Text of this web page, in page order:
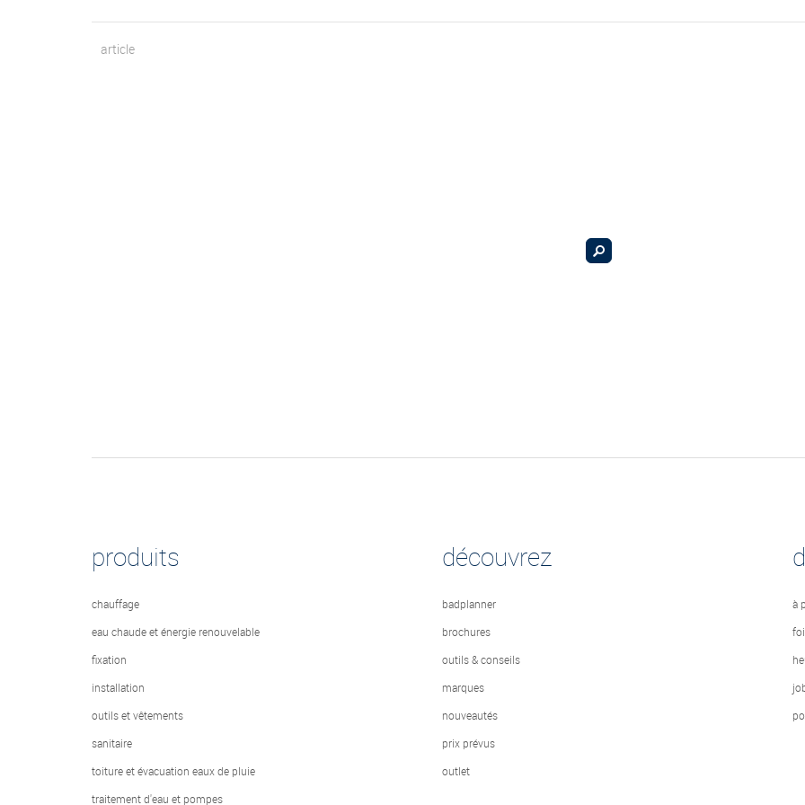
article
produits
chauffage
eau chaude et énergie renouvelable
fixation
installation
outils et vêtements
sanitaire
toiture et évacuation eaux de pluie
traitement d'eau et pompes
découvrez
badplanner
brochures
outils & conseils
marques
nouveautés
prix prévus
outlet
à